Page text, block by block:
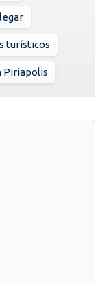
turísticos
Piriapolis